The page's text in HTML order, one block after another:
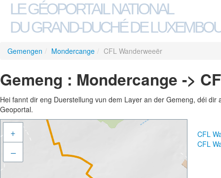
LE GÉOPORTAIL NATIONAL
DU GRAND-DUCHÉ DE
Gemengen / Mondercange / CFL Wanderweeër
Gemeng : Mondercange ->
Hei fannt dir eng Duerstellung vun dem Layer an der Gemeng, déi
Geoportal.
+
–
CFL
CFL